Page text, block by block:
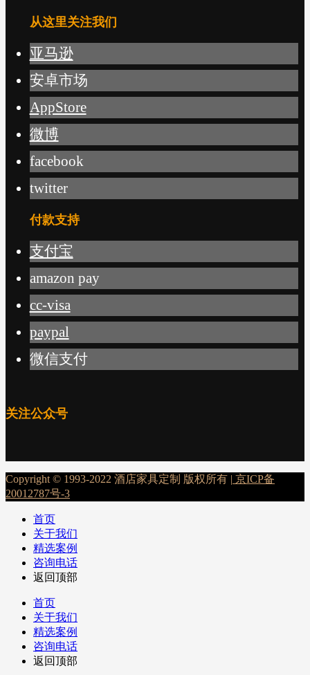
从这里关注我们
亚马逊
安卓市场
AppStore
微博
facebook
twitter
付款支持
支付宝
amazon pay
cc-visa
paypal
微信支付
关注公众号
Copyright © 1993-2022 酒店家具定制 版权所有 | 京ICP备
20012787号-3
首页
关于我们
精选案例
咨询电话
返回顶部
首页
关于我们
精选案例
咨询电话
返回顶部